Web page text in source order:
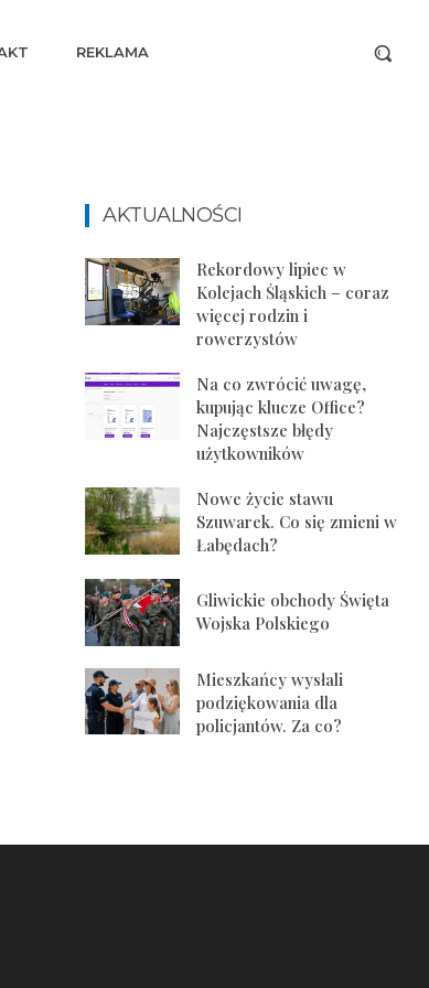
REKLAMA
AKTUALNOŚCI
Rekordowy lipiec w
Kolejach Śląskich – coraz
więcej rodzin i
rowerzystów
Na co zwrócić uwagę,
kupując klucze Office?
Najczęstsze błędy
użytkowników
Nowe życie stawu
Szuwarek. Co się zmieni w
Łabędach?
Gliwickie obchody Święta
Wojska Polskiego
Mieszkańcy wysłali
podziękowania dla
policjantów. Za co?